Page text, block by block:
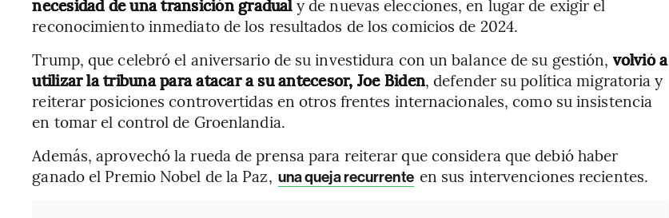
necesidad de una transición gradualy de nuevas elecciones, en lugar de exigir el
reconocimiento inmediato de los resultados de los comicios de 2024.
Trump, que celebró el aniversario de su investidura con un balance de su gestión, volvió a
utilizar la tribuna para atacar a su antecesor, Joe Biden, defender su política migratoria y
reiterar posiciones controvertidas en otros frentes internacionales, como su insistencia
en tomar el control de Groenlandia.
Además, aprovechó la rueda de prensa para reiterar que considera que debió haber
ganado el Premio Nobel de la Paz, una queja recurrente en sus intervenciones recientes.